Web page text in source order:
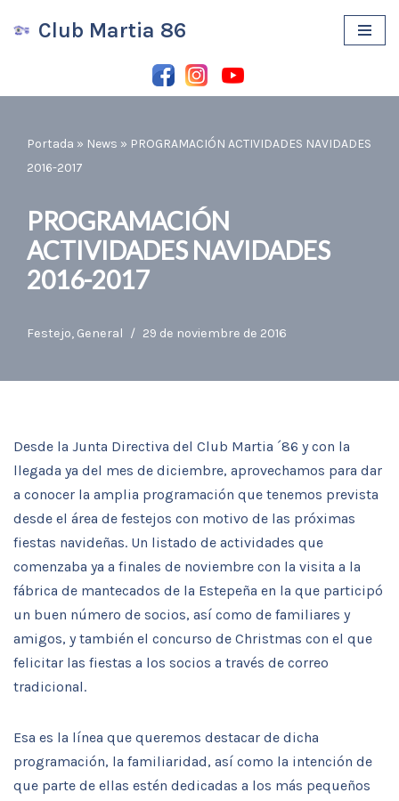
contenido
Club Martia 86
Portada » News » PROGRAMACIÓN ACTIVIDADES NAVIDADES
2016-2017
PROGRAMACIÓN
ACTIVIDADES NAVIDADES
2016-2017
Festejo, General 29 de noviembre de 2016
Desde la Junta Directiva del Club Martia ´86 y con la
llegada ya del mes de diciembre, aprovechamos para dar
a conocer la amplia programación que tenemos prevista
desde el área de festejos con motivo de las próximas
fiestas navideñas. Un listado de actividades que
comenzaba ya a finales de noviembre con la visita a la
fábrica de mantecados de la Estepeña en la que participó
un buen número de socios, así como de familiares y
amigos, y también el concurso de Christmas con el que
felicitar las fiestas a los socios a través de correo
tradicional.
Esa es la línea que queremos destacar de dicha
programación, la familiaridad, así como la intención de
que parte de ellas estén dedicadas a los más pequeños